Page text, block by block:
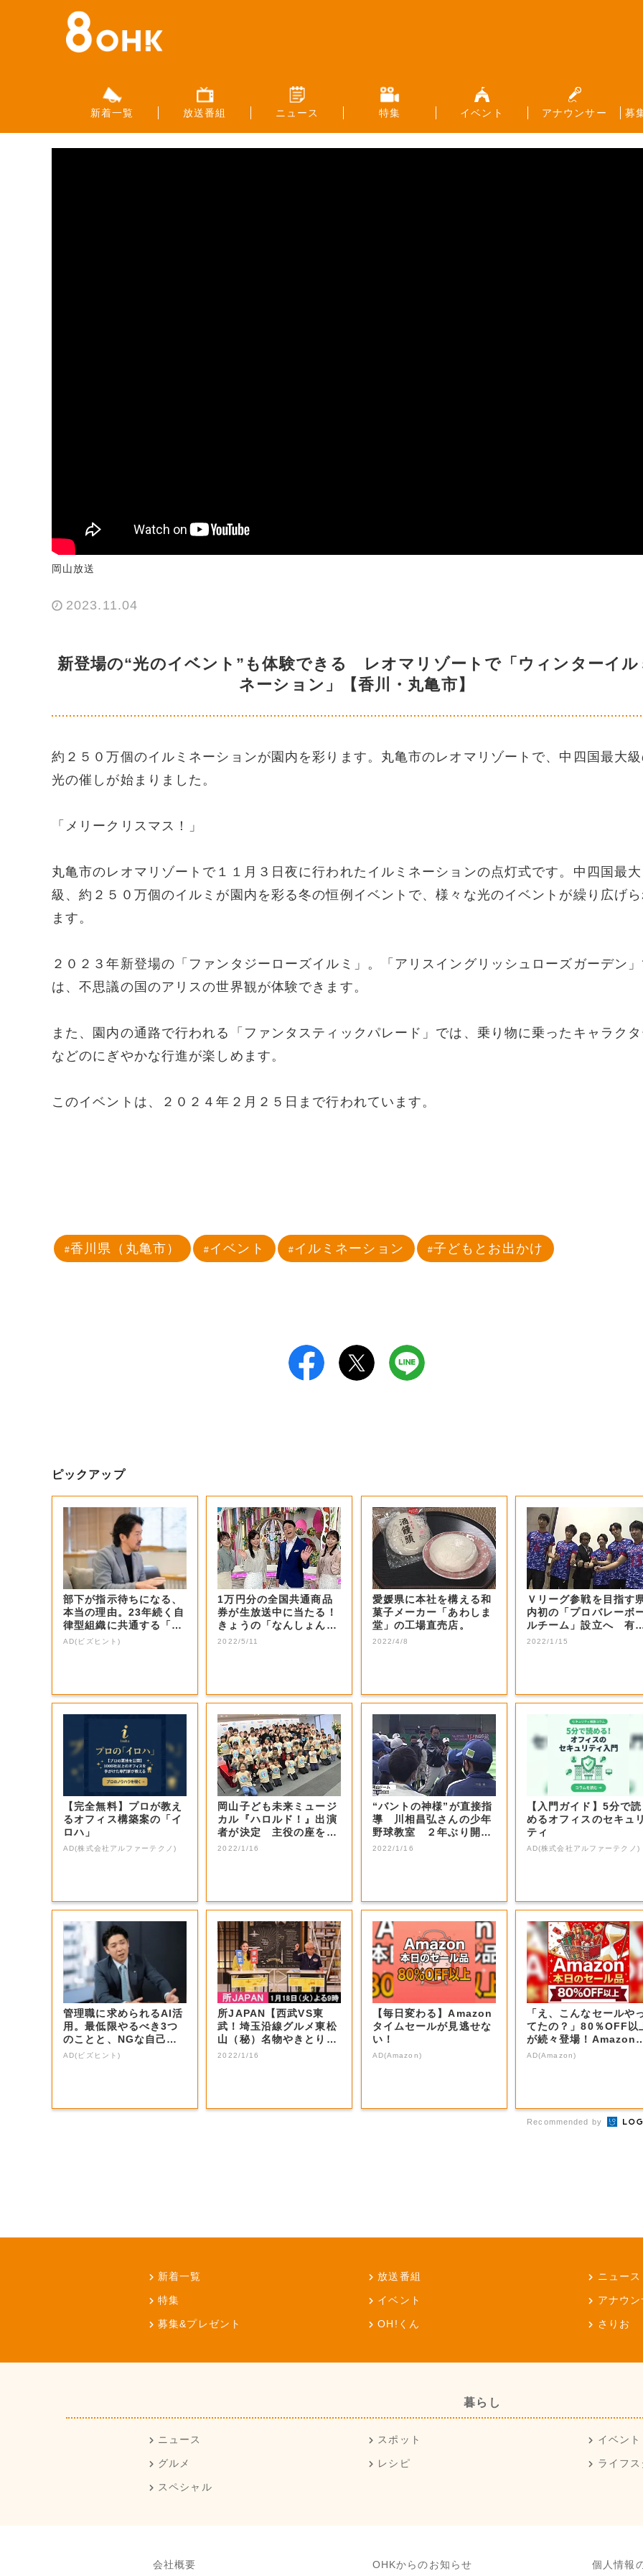
新着一覧 放送番組 ニュース 特集 イベント アナウンサー 募
岡山放送
2023.11.04
新登場の“光のイベント”も体験できる レオマリゾートで「ウィンターイル
ネーション」【香川・丸亀市】
約２５０万個のイルミネーションが園内を彩ります。丸亀市のレオマリゾートで、中四国最大
光の催しが始まりました。
「メリークリスマス！」
丸亀市のレオマリゾートで１１月３日夜に行われたイルミネーションの点灯式です。中四国最大
級、約２５０万個のイルミが園内を彩る冬の恒例イベントで、様々な光のイベントが繰り広げ
ます。
２０２３年新登場の「ファンタジーローズイルミ」。「アリスイングリッシュローズガーデン
は、不思議の国のアリスの世界観が体験できます。
また、園内の通路で行われる「ファンタスティックパレード」では、乗り物に乗ったキャラクタ
などのにぎやかな行進が楽しめます。
このイベントは、２０２４年２月２５日まで行われています。
香川県（丸亀市） イベント イルミネーション 子どもとお出かけ
ピックアップ
部下が指示待ちになる、
本当の理由。23年続く自
律型組織に共通する「3
つの要素」
AD(ビズヒント)
1万円分の全国共通商品
券が生放送中に当たる！
きょうの「なんしょん？
生電話クイズ」...
2022/5/11
愛媛県に本社を構える和
菓子メーカー「あわしま
堂」の工場直売店。
2022/4/8
Ｖリーグ参戦を目指す
内初の「プロバレーボ
ルチーム」設立へ 有
選手などの受け...
2022/1/15
【完全無料】プロが教え
るオフィス構築案の「イ
ロハ」
AD(株式会社アルファーテクノ)
岡山子ども未来ミュージ
カル『ハロルド！』出演
者が決定 主役の座を射
止めた感想は…...
2022/1/16
“バントの神様”が直接指
導 川相昌弘さんの少年
野球教室 ２年ぶり開催
【岡山・岡山...
2022/1/16
【入門ガイド】5分で読
めるオフィスのセキュリ
ティ
AD(株式会社アルファーテクノ)
管理職に求められるAI活
用。最低限やるべき3つ
のことと、NGな自己認
識
AD(ビズヒント)
所JAPAN【西武VS東
武！埼玉沿線グルメ東松
山（秘）名物やきとり＆
秩父ホルモン...
2022/1/16
【毎日変わる】Amazon
タイムセールが見逃せな
い！
AD(Amazon)
「え、こんなセールや
てたの？」80％OFF以
が続々登場！Amazon
本気が...
AD(Amazon)
Recommended by
新着一覧 放送番組 ニュース
特集 イベント アナウン
募集&プレゼント OH!くん さりお
暮らし
ニュース スポット イベント
グルメ レシピ ライフ
スペシャル
会社概要 OHKからのお知らせ 個人情報